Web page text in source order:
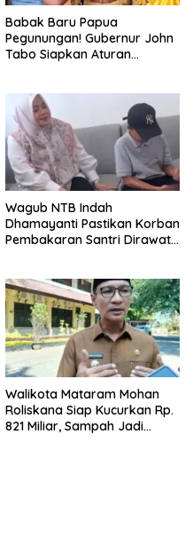
Babak Baru Papua
Pegunungan! Gubernur John
Tabo Siapkan Aturan
Wagub NTB Indah
Dhamayanti Pastikan Korban
Pembakaran Santri Dirawat
Walikota Mataram Mohan
Roliskana Siap Kucurkan Rp.
821 Miliar, Sampah Jadi